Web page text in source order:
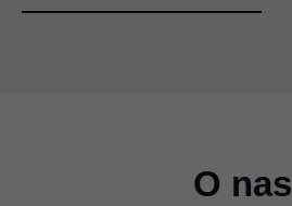
O nas